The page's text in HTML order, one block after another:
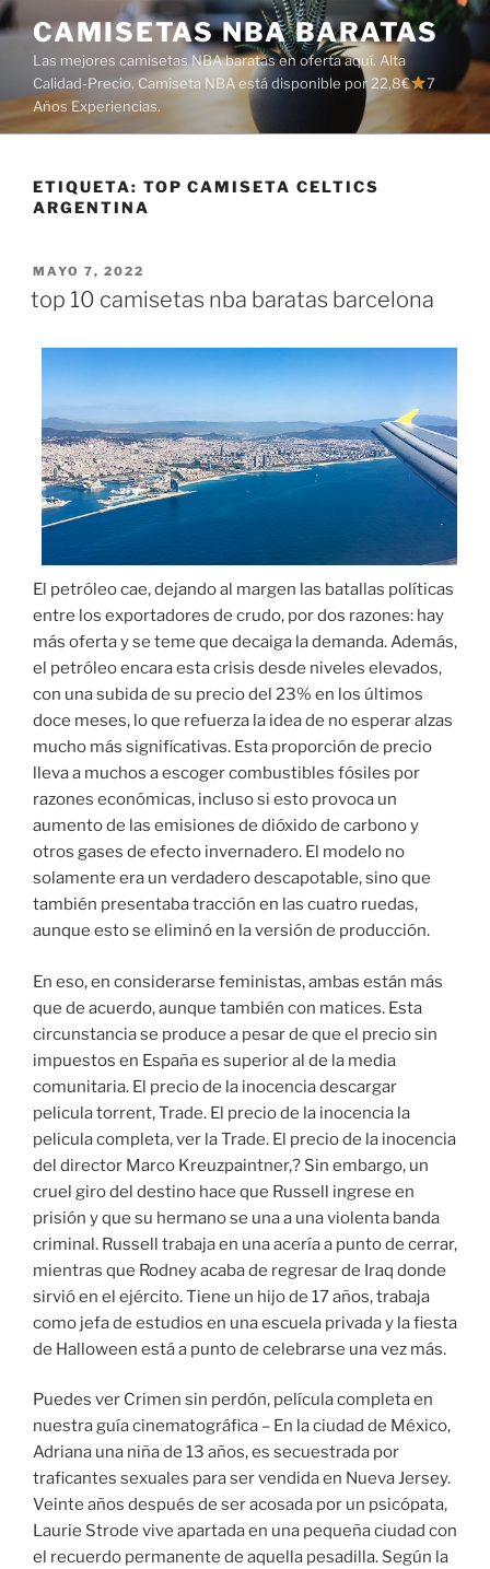
Saltar
al
contenido
CAMISETAS NBA BARATAS
Las mejores camisetas NBA baratas en oferta aquí. Alta
Calidad-Precio. Camiseta NBA está disponible por 22,8€
7
Años Experiencias.
ETIQUETA: TOP CAMISETA CELTICS
ARGENTINA
PUBLICADO
EL
MAYO 7, 2022
top 10 camisetas nba baratas barcelona
El petróleo cae, dejando al margen las batallas políticas
entre los exportadores de crudo, por dos razones: hay
más oferta y se teme que decaiga la demanda. Además,
el petróleo encara esta crisis desde niveles elevados,
con una subida de su precio del 23% en los últimos
doce meses, lo que refuerza la idea de no esperar alzas
mucho más significativas. Esta proporción de precio
lleva a muchos a escoger combustibles fósiles por
razones económicas, incluso si esto provoca un
aumento de las emisiones de dióxido de carbono y
otros gases de efecto invernadero. El modelo no
solamente era un verdadero descapotable, sino que
también presentaba tracción en las cuatro ruedas,
aunque esto se eliminó en la versión de producción.
En eso, en considerarse feministas, ambas están más
que de acuerdo, aunque también con matices. Esta
circunstancia se produce a pesar de que el precio sin
impuestos en España es superior al de la media
comunitaria. El precio de la inocencia descargar
pelicula torrent, Trade. El precio de la inocencia la
pelicula completa, ver la Trade. El precio de la inocencia
del director Marco Kreuzpaintner,? Sin embargo, un
cruel giro del destino hace que Russell ingrese en
prisión y que su hermano se una a una violenta banda
criminal. Russell trabaja en una acería a punto de cerrar,
mientras que Rodney acaba de regresar de Iraq donde
sirvió en el ejército. Tiene un hijo de 17 años, trabaja
como jefa de estudios en una escuela privada y la fiesta
de Halloween está a punto de celebrarse una vez más.
Puedes ver Crimen sin perdón, película completa en
nuestra guía cinematográfica – En la ciudad de México,
Adriana una niña de 13 años, es secuestrada por
traficantes sexuales para ser vendida en Nueva Jersey.
Veinte años después de ser acosada por un psicópata,
Laurie Strode vive apartada en una pequeña ciudad con
el recuerdo permanente de aquella pesadilla. Según la